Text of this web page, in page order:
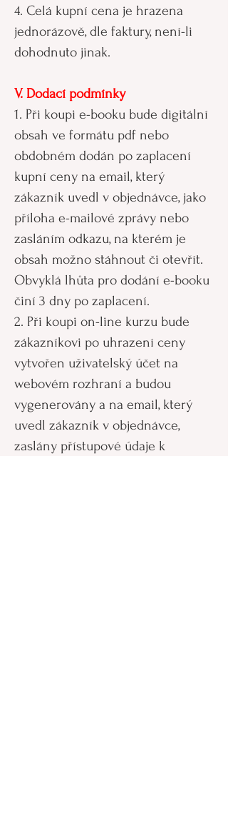
4. Celá kupní cena je hrazena
jednorázově, dle faktury, není-li
dohodnuto jinak.
V. Dodací podmínky
1. Při koupi e-booku bude digitální
obsah ve formátu pdf nebo
obdobném dodán po zaplacení
kupní ceny na email, který
zákazník uvedl v objednávce, jako
příloha e-mailové zprávy nebo
zasláním odkazu, na kterém je
obsah možno stáhnout či otevřít.
Obvyklá lhůta pro dodání e-booku
činí 3 dny po zaplacení.
2. Při koupi on-line kurzu bude
zákazníkovi po uhrazení ceny
vytvořen uživatelský účet na
webovém rozhraní a budou
vygenerovány a na email, který
uvedl zákazník v objednávce,
zaslány přístupové údaje k